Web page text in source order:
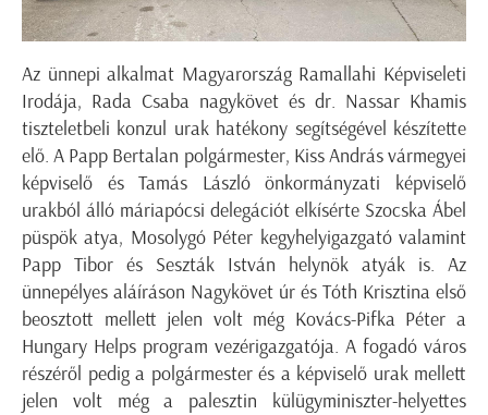
Az ünnepi alkalmat Magyarország Ramallahi Képviseleti
Irodája, Rada Csaba nagykövet és dr. Nassar Khamis
tiszteletbeli konzul urak hatékony segítségével készítette
elő. A Papp Bertalan polgármester, Kiss András vármegyei
képviselő és Tamás László önkormányzati képviselő
urakból álló máriapócsi delegációt elkísérte Szocska Ábel
püspök atya, Mosolygó Péter kegyhelyigazgató valamint
Papp Tibor és Seszták István helynök atyák is. Az
ünnepélyes aláíráson Nagykövet úr és Tóth Krisztina első
beosztott mellett jelen volt még Kovács-Pifka Péter a
Hungary Helps program vezérigazgatója. A fogadó város
részéről pedig a polgármester és a képviselő urak mellett
jelen volt még a palesztin külügyminiszter-helyettes